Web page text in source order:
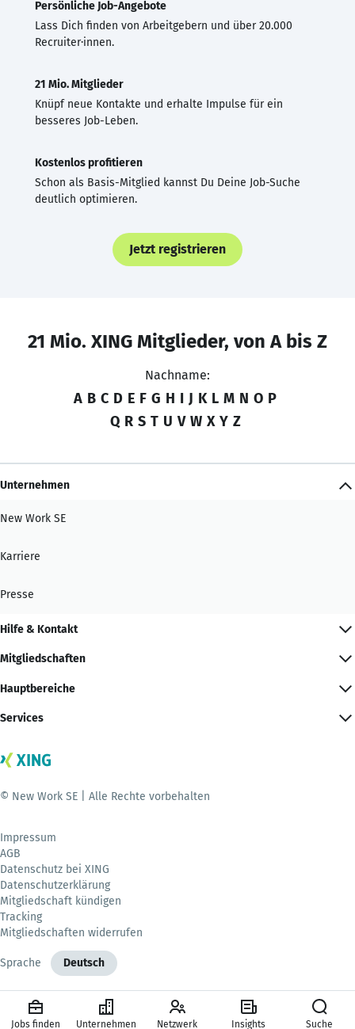
Persönliche Job-Angebote
Lass Dich finden von Arbeitgebern und über 20.000
Recruiter·innen.
21 Mio. Mitglieder
Knüpf neue Kontakte und erhalte Impulse für ein
besseres Job-Leben.
Kostenlos profitieren
Schon als Basis-Mitglied kannst Du Deine Job-Suche
deutlich optimieren.
Jetzt registrieren
21 Mio. XING Mitglieder, von A bis Z
Nachname:
A B C D E F G H I J K L M N O P
Q R S T U V W X Y Z
Unternehmen
New Work SE
Karriere
Presse
Hilfe & Kontakt
Mitgliedschaften
Hauptbereiche
Services
© New Work SE | Alle Rechte vorbehalten
Impressum
AGB
Datenschutz bei XING
Datenschutzerklärung
Mitgliedschaft kündigen
Tracking
Mitgliedschaften widerrufen
Sprache Deutsch
Jobs finden Unternehmen Netzwerk Insights Suche